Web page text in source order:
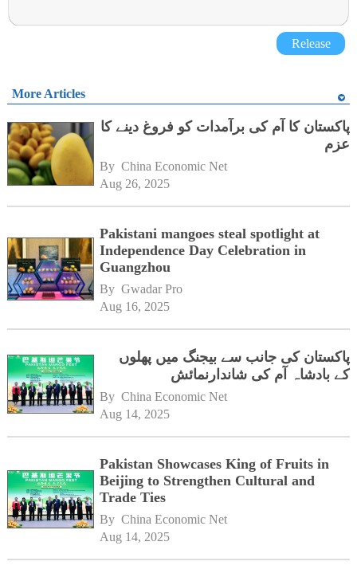
Release
More Articles
پاکستان کا آم کی برآمدات کو فروغ دینے کا
عزم
By China Economic Net
Aug 26, 2025
Pakistani mangoes steal spotlight at
Independence Day Celebration in
Guangzhou
By Gwadar Pro
Aug 16, 2025
پاکستان کی جانب سے بیجنگ میں پھلوں
کے بادشاہ آم کی شاندارنمائش
By China Economic Net
Aug 14, 2025
Pakistan Showcases King of Fruits in
Beijing to Strengthen Cultural and
Trade Ties
By China Economic Net
Aug 14, 2025